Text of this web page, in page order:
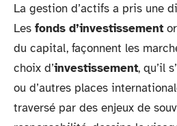
La gestion d’actifs a pris une
Les fonds d’investissement
du capital, façonnent les
choix d’investissement, qu’il
ou d’autres places
traversé par des enjeux de